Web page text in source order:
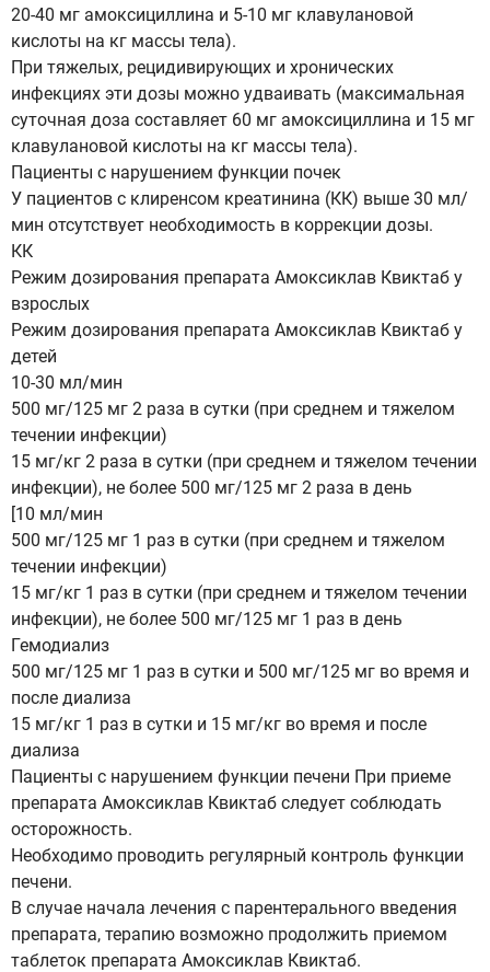
20-40 мг амоксициллина и 5-10 мг клавулановой
кислоты на кг массы тела).
При тяжелых, рецидивирующих и хронических
инфекциях эти дозы можно удваивать (максимальная
суточная доза составляет 60 мг амоксициллина и 15 мг
клавулановой кислоты на кг массы тела).
Пациенты с нарушением функции почек
У пациентов с клиренсом креатинина (КК) выше 30 мл/
мин отсутствует необходимость в коррекции дозы.
КК
Режим дозирования препарата Амоксиклав Квиктаб у
взрослых
Режим дозирования препарата Амоксиклав Квиктаб у
детей
10-30 мл/мин
500 мг/125 мг 2 раза в сутки (при среднем и тяжелом
течении инфекции)
15 мг/кг 2 раза в сутки (при среднем и тяжелом течении
инфекции), не более 500 мг/125 мг 2 раза в день
[10 мл/мин
500 мг/125 мг 1 раз в сутки (при среднем и тяжелом
течении инфекции)
15 мг/кг 1 раз в сутки (при среднем и тяжелом течении
инфекции), не более 500 мг/125 мг 1 раз в день
Гемодиализ
500 мг/125 мг 1 раз в сутки и 500 мг/125 мг во время и
после диализа
15 мг/кг 1 раз в сутки и 15 мг/кг во время и после
диализа
Пациенты с нарушением функции печени При приеме
препарата Амоксиклав Квиктаб следует соблюдать
осторожность.
Необходимо проводить регулярный контроль функции
печени.
В случае начала лечения с парентерального введения
препарата, терапию возможно продолжить приемом
таблеток препарата Амоксиклав Квиктаб.